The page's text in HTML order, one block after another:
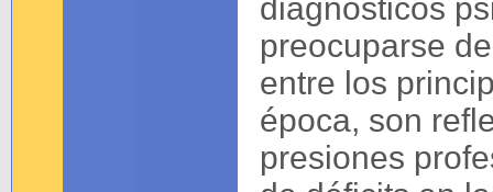
diagnósticos
preocuparse
entre los
época, son
presiones